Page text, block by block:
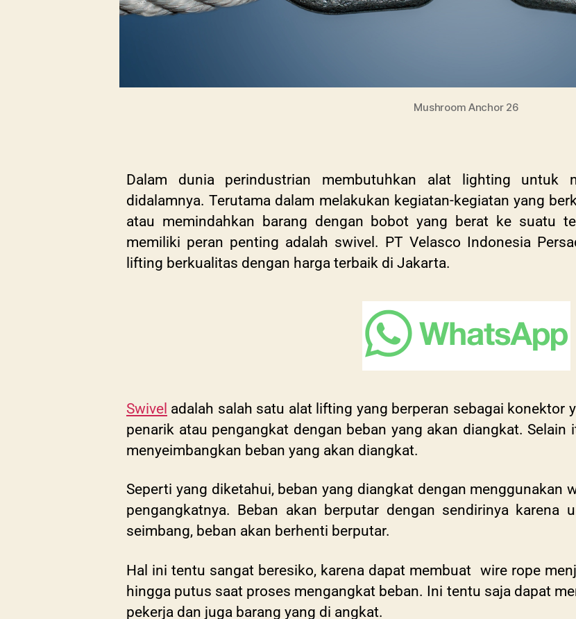
Mushroom Anchor 26
Dalam dunia perindustrian membutuhkan alat lighting untuk
didalamnya. Terutama dalam melakukan kegiatan-kegiatan yang
atau memindahkan barang dengan bobot yang berat ke suatu
memiliki peran penting adalah swivel. PT Velasco Indonesia
lifting berkualitas dengan harga terbaik di Jakarta.
Swivel adalah salah satu alat lifting yang berperan sebagai konektor
penarik atau pengangkat dengan beban yang akan diangkat.
menyeimbangkan beban yang akan diangkat.
Seperti yang diketahui, beban yang diangkat dengan menggunakan
pengangkatnya. Beban akan berputar dengan sendirinya karena
seimbang, beban akan berhenti berputar.
Hal ini tentu sangat beresiko, karena dapat membuat wire rope
hingga putus saat proses mengangkat beban. Ini tentu saja dapat
pekerja dan juga barang yang di angkat.